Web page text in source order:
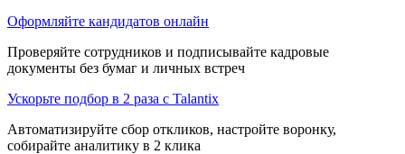
Оформляйте кандидатов онлайн
Проверяйте сотрудников и подписывайте кадровые
документы без бумаг и личных встреч
Ускорьте подбор в 2 раза с Talantix
Автоматизируйте сбор откликов, настройте воронку,
собирайте аналитику в 2 клика